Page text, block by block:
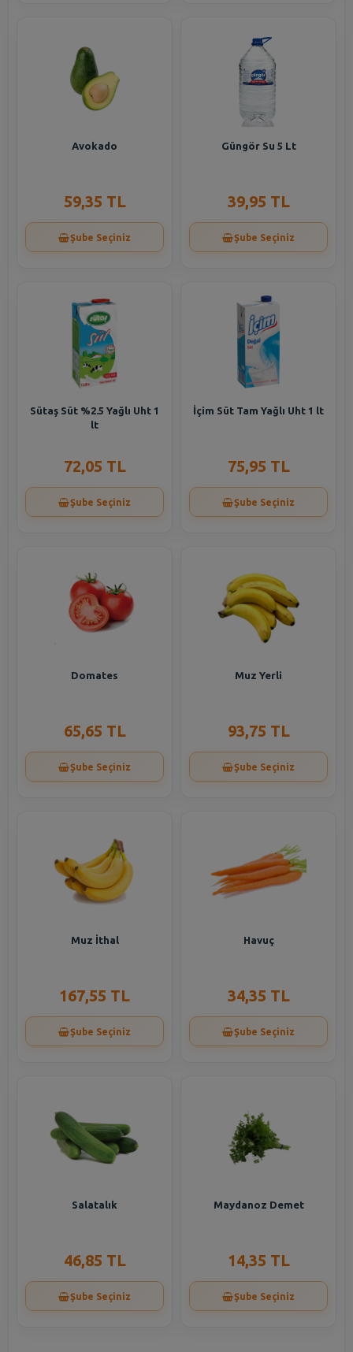
Avokado
59,35 TL
Şube Seçiniz
Güngör Su 5 Lt
39,95 TL
Şube Seçiniz
Sütaş Süt %2.5 Yağlı Uht 1
lt
72,05 TL
Şube Seçiniz
İçim Süt Tam Yağlı Uht 1 lt
75,95 TL
Şube Seçiniz
Domates
65,65 TL
Şube Seçiniz
Muz Yerli
93,75 TL
Şube Seçiniz
Muz İthal
167,55 TL
Şube Seçiniz
Havuç
34,35 TL
Şube Seçiniz
Salatalık
46,85 TL
Şube Seçiniz
Maydanoz Demet
14,35 TL
Şube Seçiniz